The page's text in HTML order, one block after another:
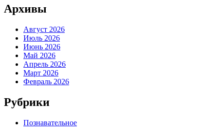
Архивы
Август 2026
Июль 2026
Июнь 2026
Май 2026
Апрель 2026
Март 2026
Февраль 2026
Рубрики
Познавательное